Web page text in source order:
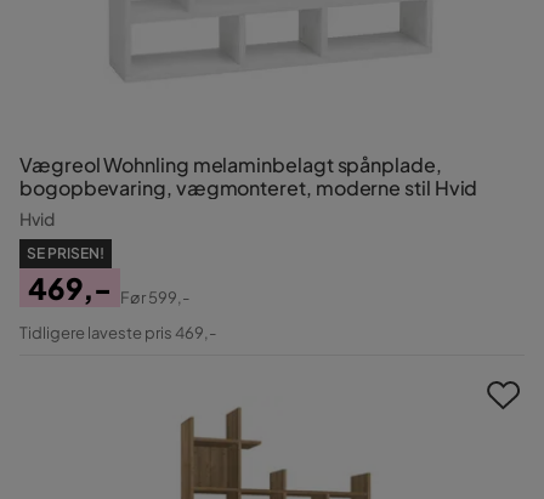
Vægreol Wohnling melaminbelagt spånplade,
bogopbevaring, vægmonteret, moderne stil Hvid
Hvid
SE PRISEN!
Pris
469,-
Original
Før599,-
Tidligere laveste pris 469,-